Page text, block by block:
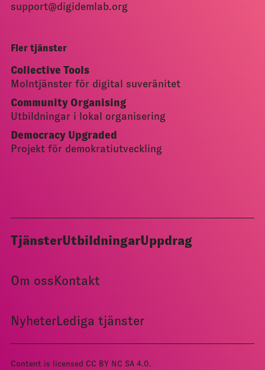
support@digidemlab.org
Fler tjänster
Collective Tools
Molntjänster för digital suveränitet
Community Organising
Utbildningar i lokal organisering
Democracy Upgraded
Projekt för demokratiutveckling
TjänsterUtbildningarUppdrag
Om ossKontakt
NyheterLediga tjänster
Content is licensed CC BY NC SA 4.0.